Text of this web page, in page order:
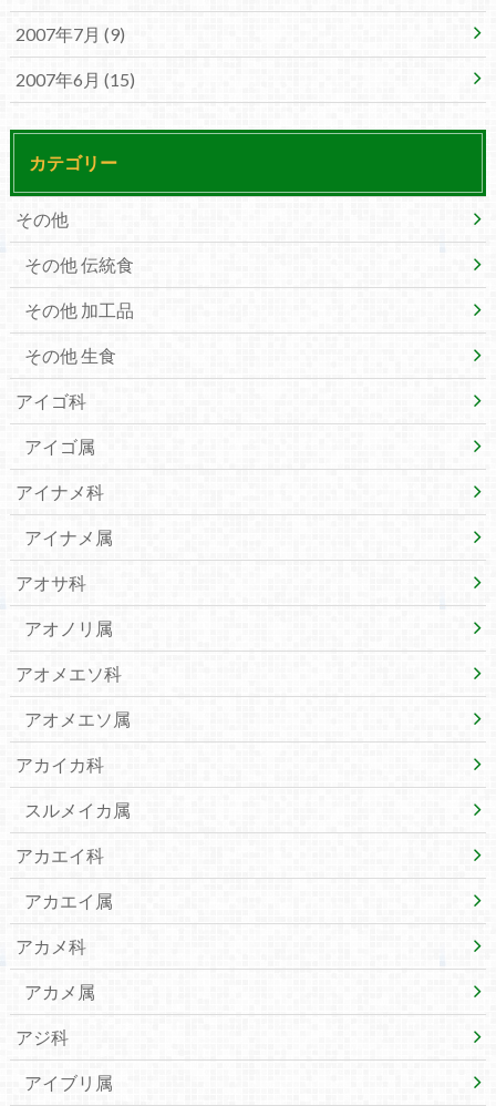
2007年7月 (9)
2007年6月 (15)
カテゴリー
その他
その他 伝統食
その他 加工品
その他 生食
アイゴ科
アイゴ属
アイナメ科
アイナメ属
アオサ科
アオノリ属
アオメエソ科
アオメエソ属
アカイカ科
スルメイカ属
アカエイ科
アカエイ属
アカメ科
アカメ属
アジ科
アイブリ属